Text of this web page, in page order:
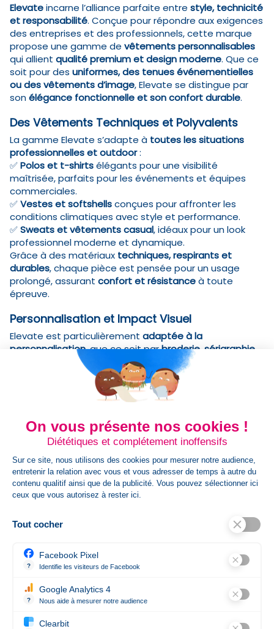
Elevateincarne l’alliance parfaite entre style, technicité
et responsabilité. Conçue pour répondre aux exigences
des entreprises et des professionnels, cette marque
propose une gamme de vêtements personnalisables
qui allient qualité premium et design moderne. Que ce
soit pour des uniformes, des tenues événementielles
ou des vêtements d’image, Elevate se distingue par
sonélégance fonctionnelle et son confort durable.
Des Vêtements Techniques et Polyvalents
La gamme Elevate s’adapte à toutes les situations
professionnelles et outdoor:
✅Polos et t-shirtsélégants pour une visibilité
maîtrisée, parfaits pour les événements et équipes
commerciales.
✅Vestes et softshellsconçues pour affronter les
conditions climatiques avec style et performance.
✅Sweats et vêtements casual, idéaux pour un look
professionnel moderne et dynamique.
Grâce à des matériaux techniques, respirants et
durables, chaque pièce est pensée pour un usage
prolongé, assurant confort et résistanceà toute
épreuve.
Personnalisation et Impact Visuel
Elevate est particulièrement adaptée à la
personnalisation, que ce soit parbroderie, sérigraphie
ou impression DTF
. Son éventail de couleurs variées et
ses coupes soignées permettent d’intégrer
identité de marque forte et valorisante
Soucieuse de son impact environnemental et social,
Elevate mise sur une production éthique et
responsable
, avec des certifications qui garantissent
qualité et respect des normes durables. Un choix idéal
pour les entreprises souhaitant s’inscrire dans une
démarche plus respectueuse de l’environnement, tout
qualité.
d’Entreprise Personnalisé et Distingué
En associant design moderne, technicité et
personnalisation, Elevate s’impose comme une marque
incontournable pour les professionnels en quête d’un
On vous présente nos cookies !
Diététiques et complétement inoffensifs
Sur ce site, nous utilisons des cookies pour mesurer notre audience,
entretenir la relation avec vous et vous adresser de temps à autre du
contenu qualitif ainsi que de la publicité. Vous pouvez sélectionner ici
ceux que vous autorisez à rester ici.
Tout cocher
?
Facebook Pixel
Identifie les visiteurs de Facebook
?
Google Analytics 4
Nous aide à mesurer notre audience
Clearbit